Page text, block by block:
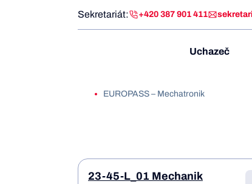
Sekretariát: +420 387 901 411
Uchazeč
EUROPASS – Mechatronik
23-45-L_01 Mechanik